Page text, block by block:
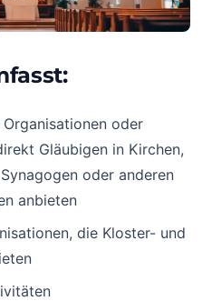
oder
Gläubigen in Kirchen,
oder anderen
anbieten
die Kloster- und